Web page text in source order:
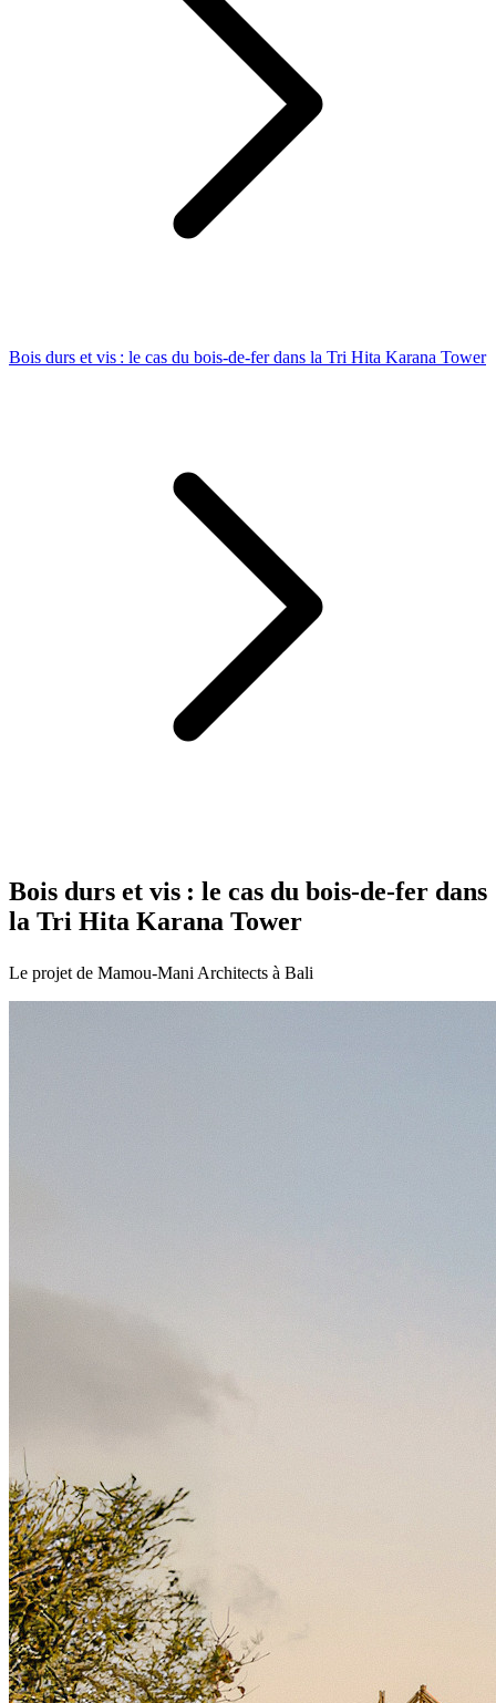
Bois durs et vis : le cas du bois-de-fer dans la Tri Hita Karana Tower
Bois durs et vis : le cas du bois-de-fer dans
la Tri Hita Karana Tower
Le projet de Mamou-Mani Architects à Bali